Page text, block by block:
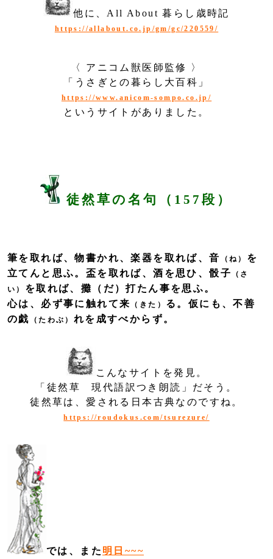
他に、All About 暮らし歳時記
https://allabout.co.jp/gm/gc/220559/
〈 アニコム獣医師監修 〉
「うさぎとの暮らし大百科」
https://www.anicom-sompo.co.jp/
というサイトがありました。
徒然草の名句（157段）
筆を取れば、物書かれ、楽器を取れば、音 （ね） を
立てんと思ふ。盃を取れば、酒を思ひ、骰子
（さ
い） を取れば、攤（だ）打たん事を思ふ。
心は、必ず事に触れて来
（きた） る。仮にも、不善
の戯
（たわぶ） れを成すべからず。
こんなサイトを発見。
「徒然草 現代語訳つき朗読」だそう。
徒然草は、愛される日本古典なのですね。
https://roudokus.com/tsurezure/
では、また 明日~~~